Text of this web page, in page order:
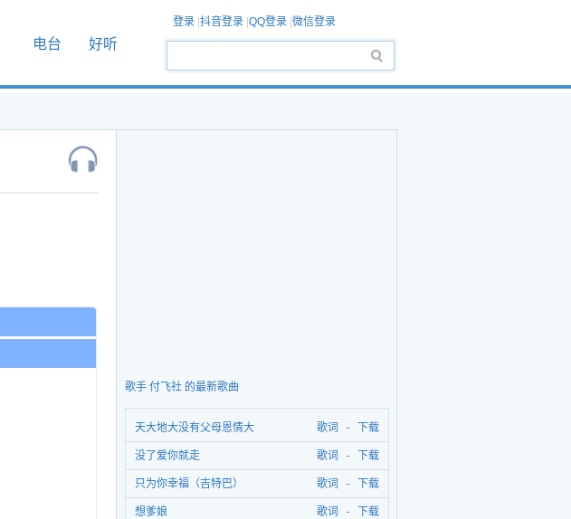
电台 好听
登录 抖音登录 QQ登录 微信登录
歌手 付飞社 的最新歌曲
天大地大没有父母恩情大 歌词 - 下载
没了爱你就走 歌词 - 下载
只为你幸福（吉特巴） 歌词 - 下载
想爹娘 歌词 - 下载